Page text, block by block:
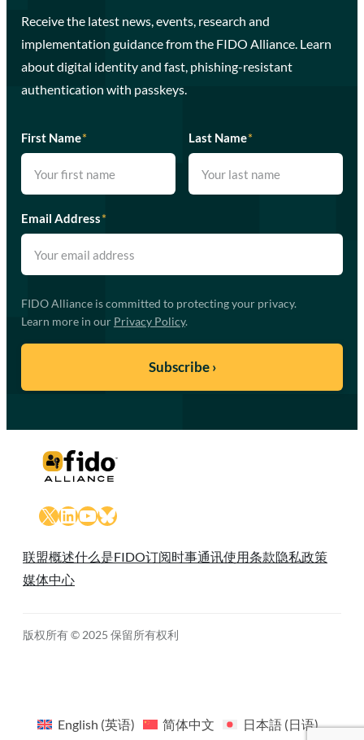
Receive the latest news, events, research and
implementation guidance from the FIDO Alliance. Learn
about digital identity and fast, phishing-resistant
authentication with passkeys.
First Name* Last Name*
Email Address*
FIDO Alliance is committed to protecting your privacy.
Learn more in our Privacy Policy.
X LinkedIn
YouTube
Bluesky
联盟概述什么是FIDO订阅时事通讯使用条款隐私政策
媒体中心
版权所有 © 2025 保留所有权利
English (英语) 简体中文 日本語(日语)